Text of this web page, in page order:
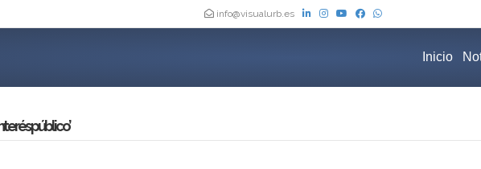
info@visualurb.es
Inicio
público’